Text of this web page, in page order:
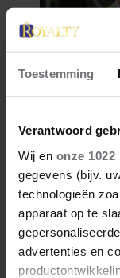
Toestemming
Verantwoord
Wij en onze
gegevens (bijv.
technologieën
apparaat op te
advertenties en